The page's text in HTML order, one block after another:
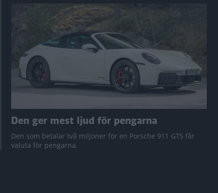
Den ger mest ljud för pengarna
Den som betalar två miljoner för en Porsche 911 GTS får
valuta för pengarna.